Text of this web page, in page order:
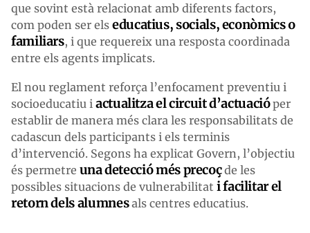
que sovint està relacionat amb diferents factors,
com poden ser els educatius, socials, econòmics o
familiars, i que requereix una resposta coordinada
entre els agents implicats.
El nou reglament reforça l’enfocament preventiu i
socioeducatiu i actualitza el circuit d’actuacióper
establir de manera més clara les responsabilitats de
cadascun dels participants i els terminis
d’intervenció. Segons ha explicat Govern, l’objectiu
és permetre una detecció més precoçde les
possibles situacions de vulnerabilitat i facilitar el
retorn dels alumnesals centres educatius.